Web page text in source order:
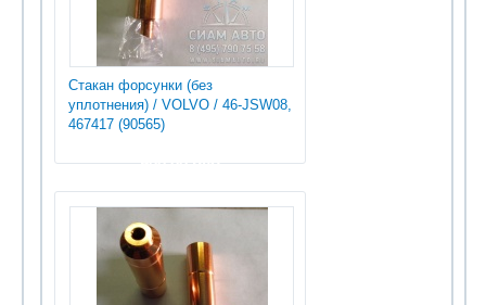
Стакан форсунки (без
уплотнения) / VOLVO / 46-JSW08,
467417 (90565)
900.00 руб